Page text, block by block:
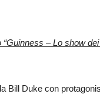
– Lo show
Bill Duke con